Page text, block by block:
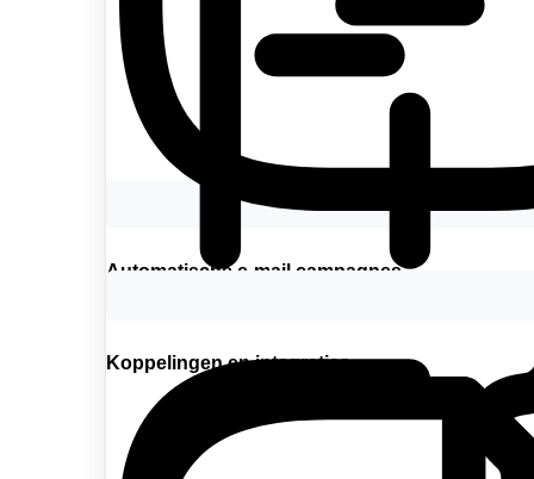
Automatische e-mail campagnes
Koppelingen en integraties